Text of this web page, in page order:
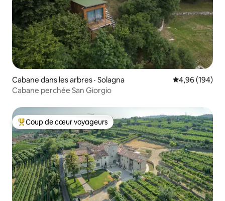
Cabane dans les arbres · Solagna Note
4,96 (194)
Cabane perchée San Giorgio
Coup de cœur voyageurs parmi les plus aimés
Coup de cœur voyageurs